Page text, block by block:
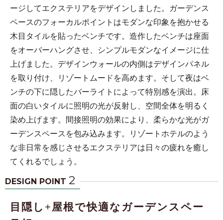
ージしてエクステリアをデザインしました。ガーデンス
ペースのフォーカルポイントはモダンな印象を抱かせる
木目タイルを貼ったベンチです。造作したベンチは座面
をオーバーハングさせ、シンプルモダンなイメージに仕
上げました。デザインウォールの内側はデザインパネル
を取り付け、リゾートムードを高めます。そして夜はベ
ンチの下に隠したバーライトによって特別感を演出。床
面の白いタイルに照明の光が反射し、空間全体を明るく
染め上げます。間接照明の効果により、柔らかな光がガ
ーデンスペースを包み込みます。リゾートホテルのよう
な非日常を感じさせるエクステリアは日々の疲れを癒し
てくれるでしょう。
DESIGN POINT 2
目隠し+屋根で快適なガーデンスペー